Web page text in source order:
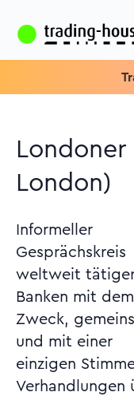
London)
Informeller
Gesprächskreis
weltweit
Banken mit dem
Zweck,
und mit einer
einzigen
Verhandlungen
tätigen Banken
vertreten sind und
die
Verhandlungen zur
anfänglich dort
stattfanden.
Brady-